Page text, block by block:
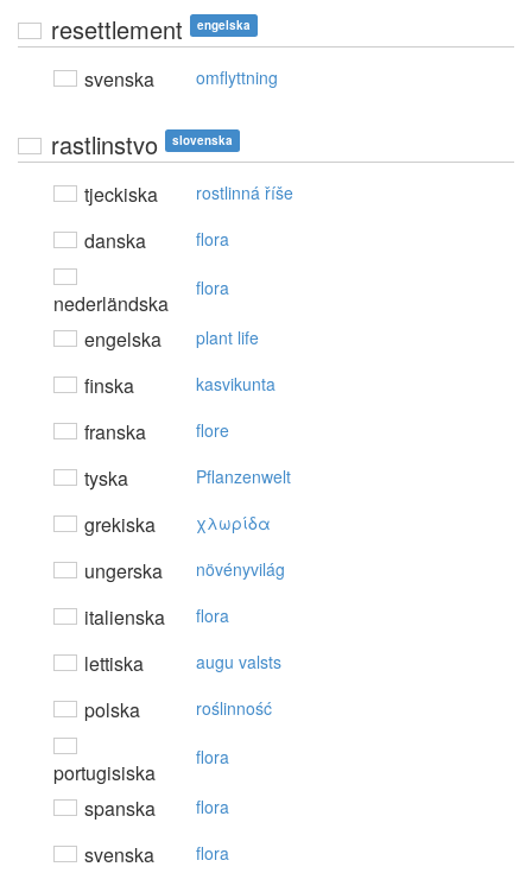
resettlement engelska
svenska omflyttning
rastlinstvo slovenska
tjeckiska rostlinná říše
danska flora
nederländska
flora
engelska plant life
finska kasvikunta
franska flore
tyska Pflanzenwelt
grekiska χλωρίδα
ungerska növényvilág
italienska flora
lettiska augu valsts
polska roślinność
portugisiska
flora
spanska flora
svenska flora